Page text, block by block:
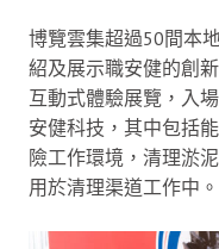
博覽雲集超過50間本
紹及展示職安健的創
互動式體驗展覽，入
安健科技，其中包括
險工作環境，清理淤
用於清理渠道工作中。